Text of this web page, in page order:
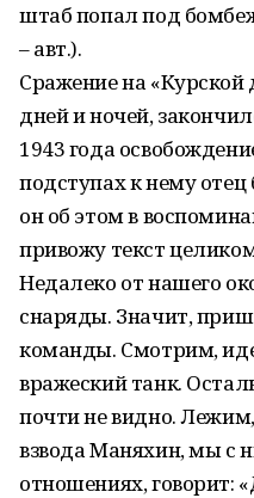
штаб попал под
– авт.).
Сражение на «Курской
дней и ночей,
1943 года
подступах к нему
он об этом в
привожу текст
Недалеко от нашего
снаряды. Значит,
команды. Смотрим,
вражеский танк.
почти не видно.
взвода Маняхин, мы с
отношениях, говорит: